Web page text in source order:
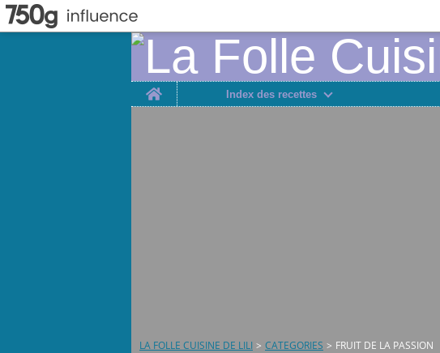
Home
Index des recettes
LA FOLLE CUISINE DE LILI > CATEGORIES > FRUIT DE LA PASSION